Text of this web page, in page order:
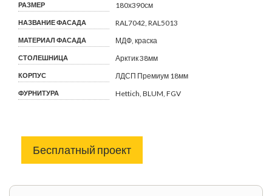
РАЗМЕР 180х390см
НАЗВАНИЕ ФАСАДА RAL7042, RAL5013
МАТЕРИАЛ ФАСАДА МДФ, краска
СТОЛЕШНИЦА Арктик 38мм
КОРПУС ЛДСП Премиум 18мм
ФУРНИТУРА Hettich, BLUM, FGV
Бесплатный проект